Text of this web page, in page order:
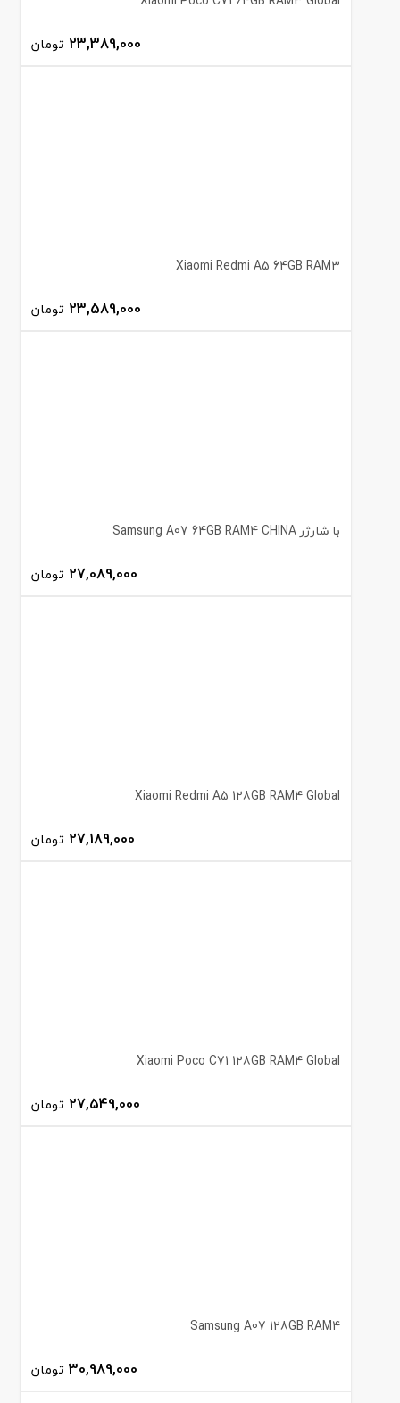
23,389,000 تومان
Xiaomi Redmi A5 64GB RAM3
23,589,000 تومان
با شارژر Samsung A07 64GB RAM4 CHINA
27,089,000 تومان
Xiaomi Redmi A5 128GB RAM4 Global
27,189,000 تومان
Xiaomi Poco C71 128GB RAM4 Global
27,549,000 تومان
Samsung A07 128GB RAM4
30,989,000 تومان